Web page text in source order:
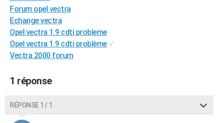
Destinations
City break
Voyage nature
Voyage de noces
Forum
Climat
+PHOTO
GUIDES D'ACHAT
BONS PLANS
CARTE DE VOEUX
Forum opel vectra
Echange vectra
Opel vectra 1.9 cdti probleme
Opel vectra 1.9 cdti problème ✓
Vectra 2000 forum
1 réponse
RÉPONSE 1 / 1